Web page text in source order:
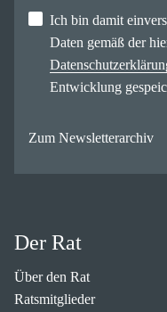
Ich bin damit
Daten gemäß der
Entwicklung
Zum Newsletterarchiv
Der Rat
Über den Rat
Ratsmitglieder